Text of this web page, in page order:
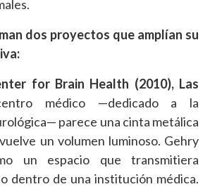
dos proyectos que amplían su
for Brain Health (2010), Las
médico —dedicado a la
parece una cinta metálica
un volumen luminoso. Gehry
un espacio que transmitiera
dentro de una institución médica.